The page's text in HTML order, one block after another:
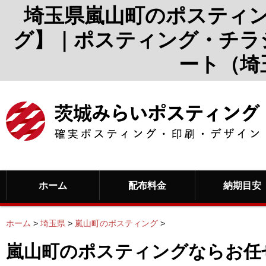
埼玉県嵐山町のポスティ
グ】｜ポスティング・チ
ート（
ホーム 配布料金 納期目安
ホーム > 埼玉県 > 嵐山町のポスティング >
嵐山町のポスティングならお